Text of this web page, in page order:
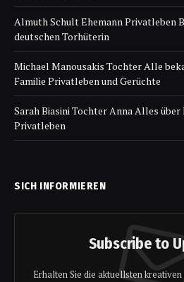
Almuth Schult Ehemann Privatleben
deutschen Torhüterin
Michael Manousakis Tochter Alle
Familie Privatleben und Gerüchte
Sarah Biasini Tochter Anna Alles
Privatleben
SICH INFORMIEREN
Subscribe to
Erhalten Sie die aktuellsten